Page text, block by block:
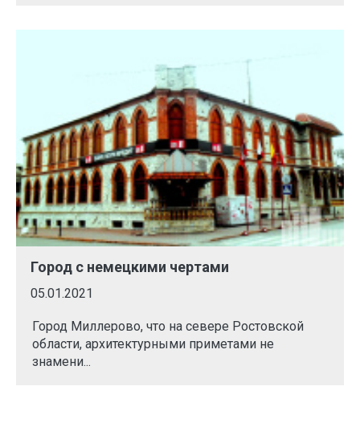
Город с немецкими чертами
05.01.2021
Город Миллерово, что на севере Ростовской
области, архитектурными приметами не
знамени...